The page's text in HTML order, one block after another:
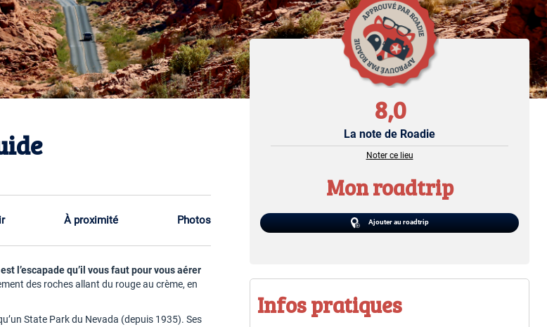
À proximité Photos
l’escapade qu’il vous faut pour vous aérer
des roches allant du rouge au crème, en
State Park du Nevada (depuis 1935). Ses
8,0
La note de Roadie
Noter ce lieu
Mon roadtrip
Ajouter au roadtrip
Infos pratiques